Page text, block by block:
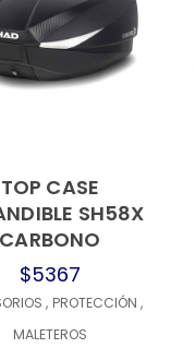
TOP CASE
SH58X
CARBONO
$5367
, PROTECCIÓN,
MALETEROS